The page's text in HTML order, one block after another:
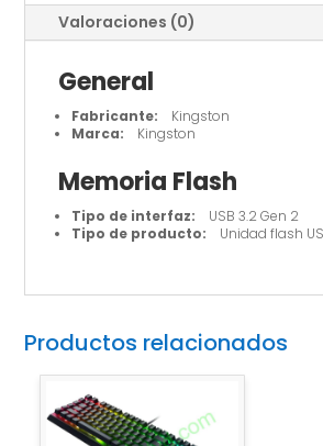
Valoraciones (0)
General
Fabricante: Kingston
Marca: Kingston
Memoria Flash
Tipo de interfaz: USB 3.2 Gen 2
Tipo de producto: Unidad flash
Productos relacionados